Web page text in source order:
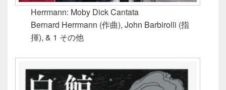
Herrmann: Moby Dick Cantata
Bernard Herrmann (作曲), John Barbirolli (指
揮), & 1 その他